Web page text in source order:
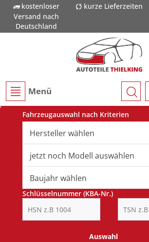
kostenloser
Versand nach
Deutschland
kurze Lieferzeiten
Menü
Fahrzeugauswahl nach Kriterien
Hersteller wählen
jetzt noch Modell auswählen
Baujahr wählen
Schlüsselnummer (KBA-Nr.)
Auswahl